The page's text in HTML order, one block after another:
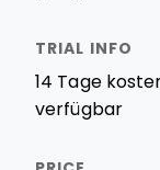
14 Tage
verfügbar